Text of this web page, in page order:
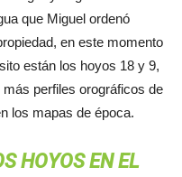
que Miguel ordenó
en este momento
están los hoyos 18 y 9,
perfiles orográficos de
los mapas de época.
HOYOS EN EL